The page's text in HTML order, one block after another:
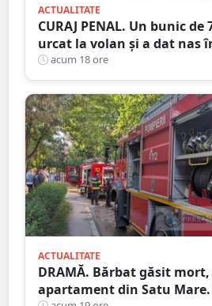
ACTUALITATE
CURAJ PENAL. Un bunic de
urcat la volan și a dat nas
Satu Mare
acum 18 ore
ACTUALITATE
DRAMĂ. Bărbat găsit
apartament din Satu